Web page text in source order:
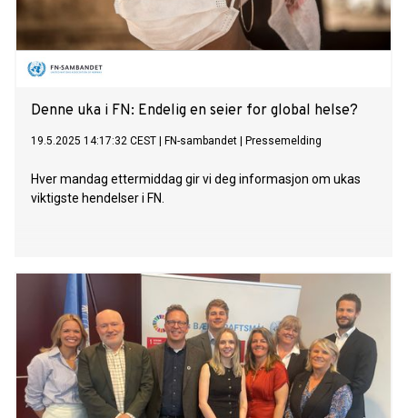
Denne uka i FN: Endelig en seier for global helse?
19.5.2025 14:17:32 CEST FN-sambandet Pressemelding
Hver mandag ettermiddag gir vi deg informasjon om ukas
viktigste hendelser i FN.